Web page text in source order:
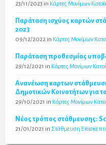
23/11/2023 in Κάρτες Μονίμων
Παράταση ισχύος καρτών
2023
09/12/2022 in Κάρτες Μονίμων
Παράταση προθεσμίας
29/12/2021 in Κάρτες Μονίμων
Ανανέωση καρτων
Δημοτικών Κοινοτήτων για
29/10/2021 in Κάρτες Μονίμων
Νέος τρόπος στάθμευσης:
21/01/2021 in Στάθμευση